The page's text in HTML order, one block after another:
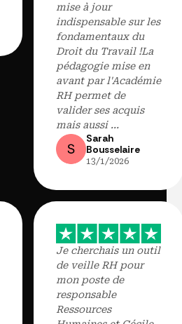
mise à jour
indispensable sur les
fondamentaux du
Droit du Travail !La
pédagogie mise en
avant par l'Académie
RH permet de
valider ses acquis
mais aussi ...
Sarah
Bousselaire
13/1/2026
Je cherchais un outil
de veille RH pour
mon poste de
responsable
Ressources